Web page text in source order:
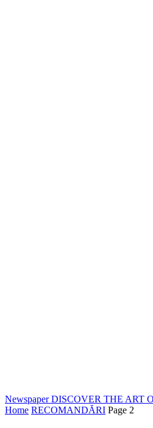
Newspaper DISCOVER THE ART
Home RECOMANDĂRI Page 2